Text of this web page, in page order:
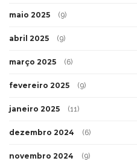
maio 2025 (9)
abril 2025 (9)
março 2025 (6)
fevereiro 2025 (9)
janeiro 2025 (11)
dezembro 2024 (6)
novembro 2024 (9)